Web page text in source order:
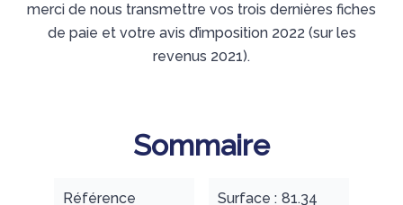
merci de nous transmettre vos trois dernières fiches
de paie et votre avis d’imposition 2022 (sur les
revenus 2021).
Sommaire
Référence
Surface
81.34